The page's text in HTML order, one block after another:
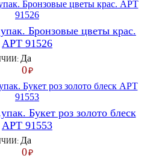
Бронзовые цветы крас.
АРТ 91526
Да
0₽
Букет роз золото блеск
АРТ 91553
Да
0₽